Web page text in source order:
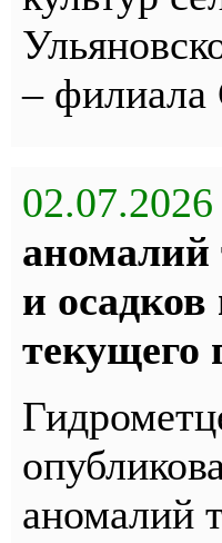
–
02.07.2026
аномалий
и
текущего
аномалий